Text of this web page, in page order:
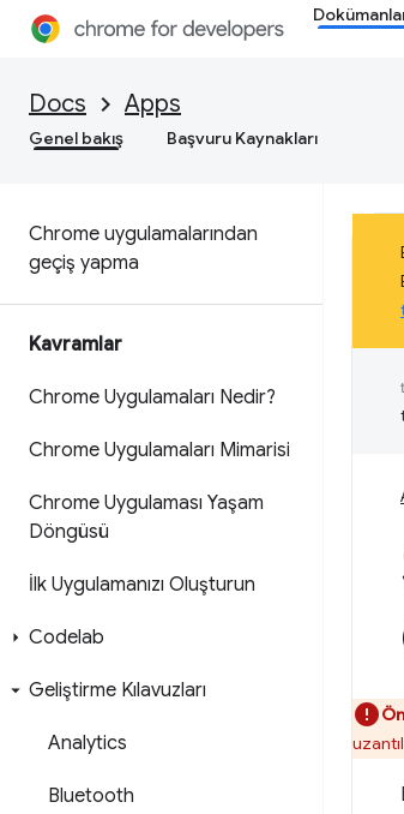
Docs Apps
Genel bakış Başvuru Kaynakları
Chrome uygulamalarından
geçiş yapma
Kavramlar
Chrome Uygulamaları Nedir?
Chrome Uygulamaları Mimarisi
Chrome Uygulaması Yaşam
Döngüsü
İlk Uygulamanızı Oluşturun
Codelab
Geliştirme Kılavuzları
Analytics
Bluetooth